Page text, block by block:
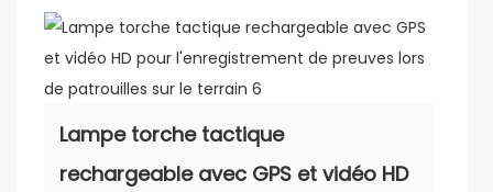
Lampe torche tactique
rechargeable avec GPS et vidéo HD